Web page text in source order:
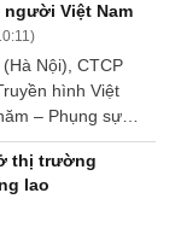
Việt Nam
)
Nội), CTCP
hình Việt
– Phụng sự
50 năm hình
ngành sữa Việt
vinh dự
thứ hai trong lịch
thị trường
lao